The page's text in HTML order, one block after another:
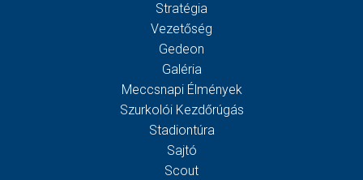
Stratégia
Vezetőség
Gedeon
Galéria
Meccsnapi Élmények
Szurkolói Kezdőrúgás
Stadiontúra
Sajtó
Scout